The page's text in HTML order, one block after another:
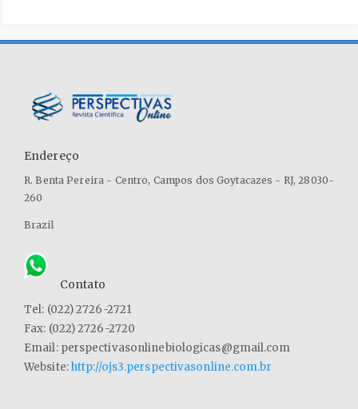
Endereço
R. Benta Pereira - Centro, Campos dos Goytacazes - RJ, 28030-
260
Brazil
Contato
Tel: (022) 2726-2721
Fax: (022) 2726-2720
Email: perspectivasonlinebiologicas@gmail.com
Website:http://ojs3.perspectivasonline.com.br